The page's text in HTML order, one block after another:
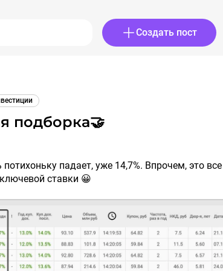
Создать пост
подборка🤝
падает, уже 14,7%. Впрочем, это
ставки 😀